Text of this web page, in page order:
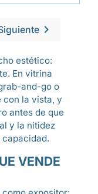

estético:
En vitrina
and-go o
con la vista, y
antes de que
y la nitidez
VENDE